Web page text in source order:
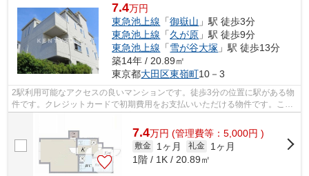
7.4万円
東急池上線 「御嶽山 」駅 徒歩3分
東急池上線 「久が原 」駅 徒歩9分
東急池上線 「雪が谷大塚 」駅 徒歩13分
築14年 / 20.89㎡
東京都大田区東嶺町10－3
2駅利用可能なアクセスの良いマンションです。徒歩3分の位置に駅がある物
件です。クレジットカードで初期費用をお支払いいただける物件です。こち
7.4万円 (管理費等：5,000円 )
敷金 1ヶ月 礼金
1ヶ月
1階 / 1K / 20.89㎡